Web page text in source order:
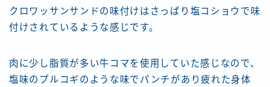
クロワッサンサンドの味付けはさっぱり塩コショウで味
付けされているような感じです。
肉に少し脂質が多い牛コマを使用していた感じなので、
塩味のプルコギのような味でパンチがあり疲れた身体